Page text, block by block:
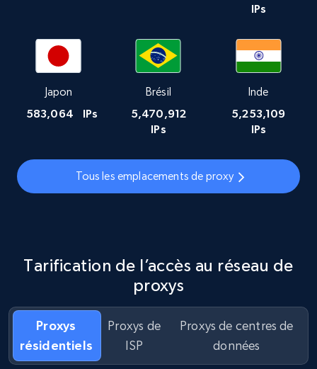
IPs
Japon
583,064 IPs
Brésil
5,470,912
IPs
Inde
5,253,109
IPs
Tous les emplacements de proxy
Tarification de l’accès au réseau de
proxys
Proxys
résidentiels
Proxys de
ISP
Proxys de centres de
données